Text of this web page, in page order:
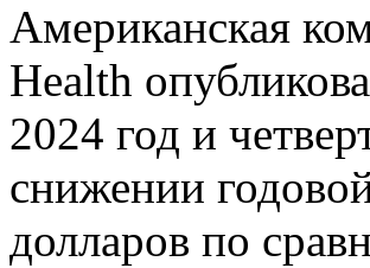
Американская
Health
2024 год и
снижении
долларов по